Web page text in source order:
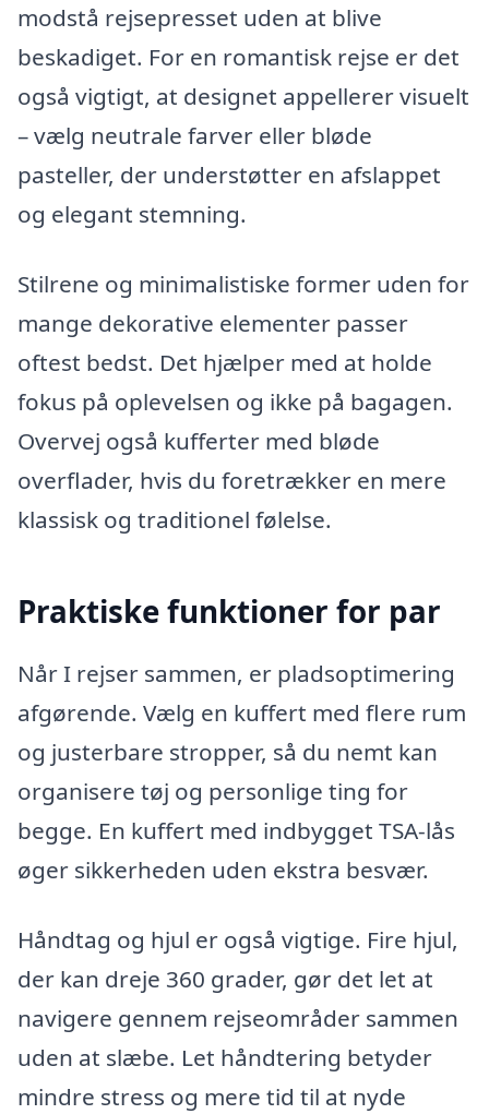
modstå rejsepresset uden at blive
beskadiget. For en romantisk rejse er det
også vigtigt, at designet appellerer visuelt
– vælg neutrale farver eller bløde
pasteller, der understøtter en afslappet
og elegant stemning.
Stilrene og minimalistiske former uden for
mange dekorative elementer passer
oftest bedst. Det hjælper med at holde
fokus på oplevelsen og ikke på bagagen.
Overvej også kufferter med bløde
overflader, hvis du foretrækker en mere
klassisk og traditionel følelse.
Praktiske funktioner for par
Når I rejser sammen, er pladsoptimering
afgørende. Vælg en kuffert med flere rum
og justerbare stropper, så du nemt kan
organisere tøj og personlige ting for
begge. En kuffert med indbygget TSA-lås
øger sikkerheden uden ekstra besvær.
Håndtag og hjul er også vigtige. Fire hjul,
der kan dreje 360 grader, gør det let at
navigere gennem rejseområder sammen
uden at slæbe. Let håndtering betyder
mindre stress og mere tid til at nyde